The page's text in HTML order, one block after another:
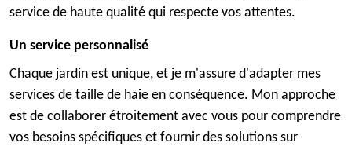
service de haute qualité qui respecte vos attentes.
Un service personnalisé
Chaque jardin est unique, et je m'assure d'adapter mes
services de taille de haie en conséquence. Mon approche
est de collaborer étroitement avec vous pour comprendre
vos besoins spécifiques et fournir des solutions sur